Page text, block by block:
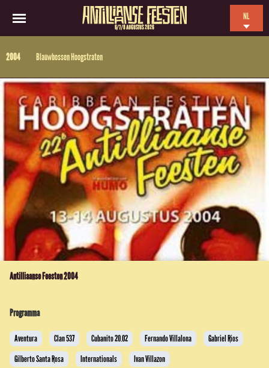
6/7/8 AUGUSTUS 2026
NL
FR
2004 Blauwbossen Hoogstraten
Antilliaanse Feesten 2004
Programma
Aventura Clan 537 Cubanito 20.02 Fernando Villalona
Gabriel Rios
Gilberto Santa Rosa
Internationals
Ivan Villazon